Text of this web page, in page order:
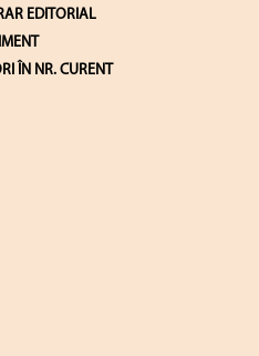
EDITORIAL
ÎN NR. CURENT